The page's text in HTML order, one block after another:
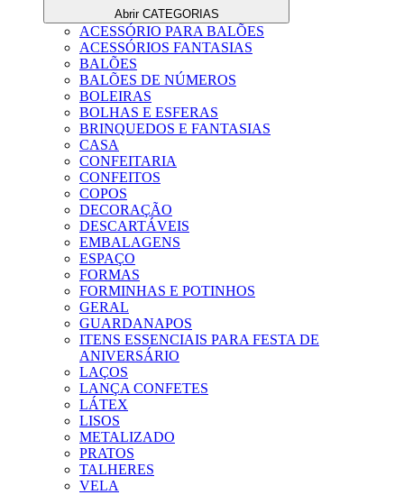
Abrir CATEGORIAS
ACESSÓRIO PARA BALÕES
ACESSÓRIOS FANTASIAS
BALÕES
BALÕES DE NÚMEROS
BOLEIRAS
BOLHAS E ESFERAS
BRINQUEDOS E FANTASIAS
CASA
CONFEITARIA
CONFEITOS
COPOS
DECORAÇÃO
DESCARTÁVEIS
EMBALAGENS
ESPAÇO
FORMAS
FORMINHAS E POTINHOS
GERAL
GUARDANAPOS
ITENS ESSENCIAIS PARA FESTA DE
ANIVERSÁRIO
LAÇOS
LANÇA CONFETES
LÁTEX
LISOS
METALIZADO
PRATOS
TALHERES
VELA